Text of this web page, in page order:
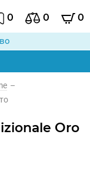
0 0 0
–
Oro